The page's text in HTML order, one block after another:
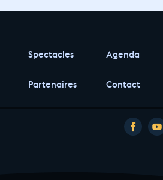
Spectacles Agenda
Partenaires Contact